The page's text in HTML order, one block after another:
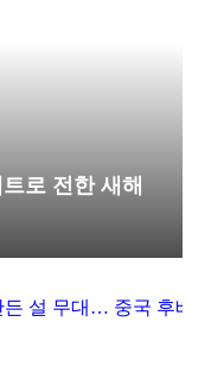
로 전한 새해